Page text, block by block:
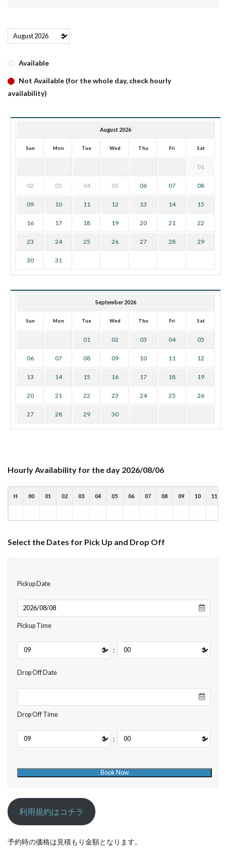
Available
Not Available (for the whole day, check hourly
availability)
August 2026
Sun Mon Tue Wed Thu Fri Sat
01
02 03 04 05 06 07 08
09 10 11 12 13 14 15
16 17 18 19 20 21 22
23 24 25 26 27 28 29
30 31
September 2026
Sun Mon Tue Wed Thu Fri Sat
01 02 03 04 05
06 07 08 09 10 11 12
13 14 15 16 17 18 19
20 21 22 23 24 25 26
27 28 29 30
Hourly Availability for the day 2026/08/06
H 00 01 02 03 04 05 06 07 08 09 10 11
Select the Dates for Pick Up and Drop Off
Pickup Date
Pickup Time
:
Drop Off Date
Drop Off Time
:
利用規約はコチラ
予約時の価格は見積もり金額となります。